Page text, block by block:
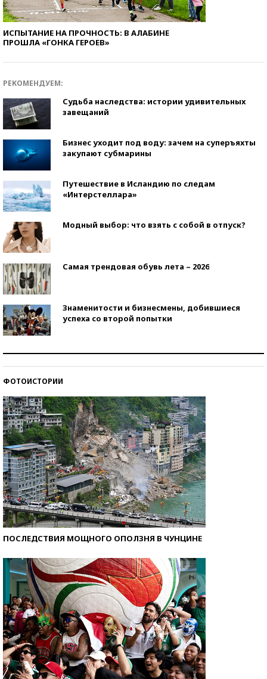
ИСПЫТАНИЕ НА ПРОЧНОСТЬ: В АЛАБИНЕ
ПРОШЛА «ГОНКА ГЕРОЕВ»
РЕКОМЕНДУЕМ:
Судьба наследства: истории удивительных
завещаний
Бизнес уходит под воду: зачем на суперъяхты
закупают субмарины
Путешествие в Исландию по следам
«Интерстеллара»
Модный выбор: что взять с собой в отпуск?
Самая трендовая обувь лета – 2026
Знаменитости и бизнесмены, добившиеся
успеха со второй попытки
ФОТОИСТОРИИ
ПОСЛЕДСТВИЯ МОЩНОГО ОПОЛЗНЯ В ЧУНЦИНЕ